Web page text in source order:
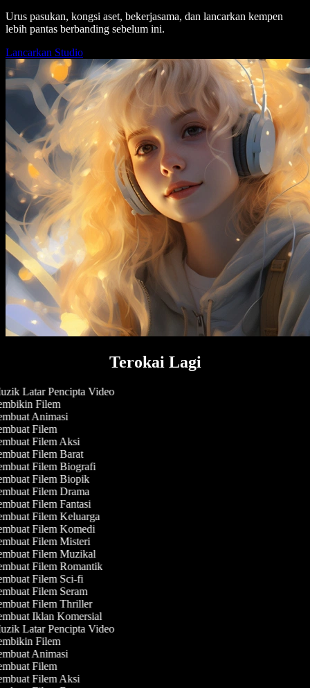
Urus pasukan, kongsi aset, bekerjasama, dan lancarkan kempen
lebih pantas berbanding sebelum ini.
Lancarkan Studio
Terokai Lagi
Latar Pencipta Video
Filem
Animasi
Filem
Filem Aksi
Filem Barat
Filem Biografi
Filem Biopik
Filem Drama
Filem Fantasi
Filem Keluarga
Filem Komedi
Filem Misteri
Filem Muzikal
Filem Romantik
Filem Sci-fi
Filem Seram
Filem Thriller
Iklan Komersial
Latar Pencipta Video
Filem
Animasi
Filem
Filem Aksi